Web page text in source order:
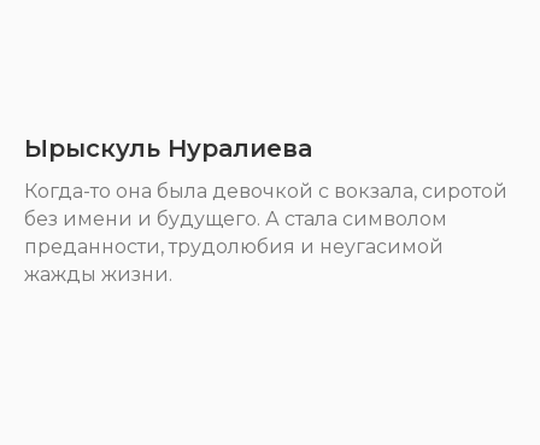
Ырыскуль Нуралиева
Когда-то она была девочкой с вокзала, сиротой
без имени и будущего. А стала символом
преданности, трудолюбия и неугасимой
жажды жизни.